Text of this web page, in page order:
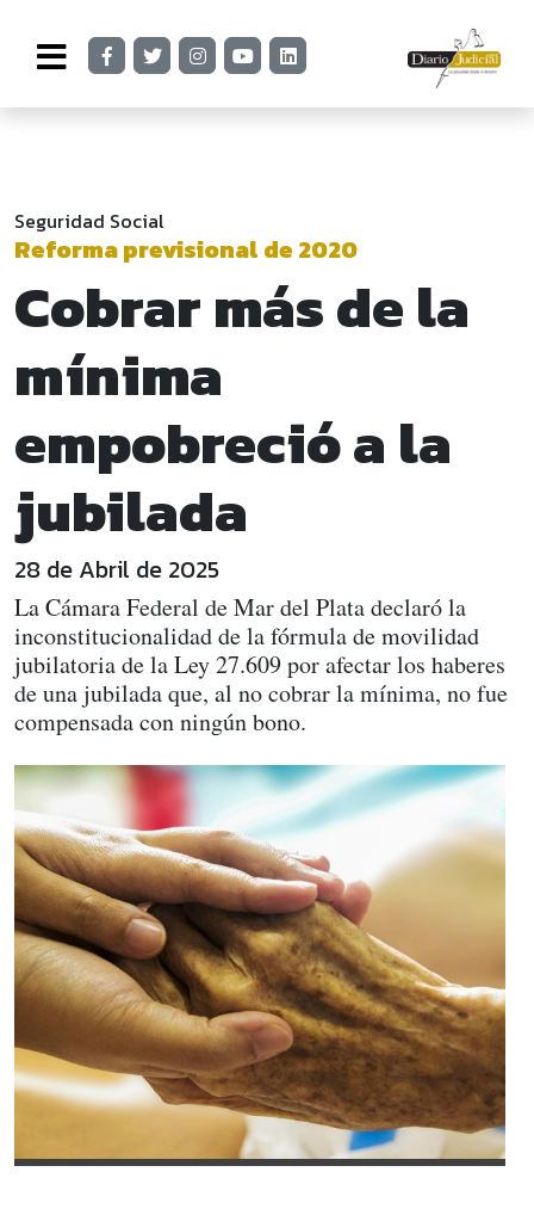
Seguridad Social
Reforma previsional de 2020
Cobrar más de la
mínima
empobreció a la
jubilada
28 de Abril de 2025
La Cámara Federal de Mar del Plata declaró la
inconstitucionalidad de la fórmula de movilidad
jubilatoria de la Ley 27.609 por afectar los haberes
de una jubilada que, al no cobrar la mínima, no fue
compensada con ningún bono.